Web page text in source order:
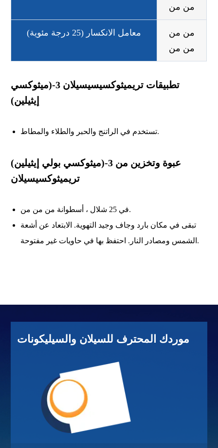
من من
معامل الانكسار (25 درجة مئوية)
من من
من من
تطبيقات تريميثوكسيسيسيلان 3-(ميثوكسي
إيثيلين)
تستخدم في الراتنج والحبر والطلاء والمطاط.
عبوة وتخزين من 3-(ميثوكسي بولي إيثيلين)
تريميثوكسيسيلان
في 25 شلال ، أسطوانة من من من.
تبقى في مكان بارد وجاف وجيد التهوية. الابتعاد عن أشعة
الشمس ومصادر النار. احتفظ بها في حاويات غير مفتوحة.
موردك المحترف للسيلان والسيليكونات